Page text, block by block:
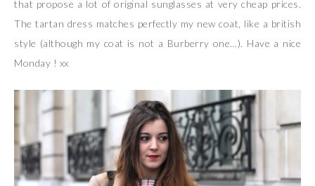
that propose a lot of original sunglasses at very cheap prices.
The tartan dress matches perfectly my new coat, like a british
style (although my coat is not a Burberry one…). Have a nice
Monday ! xx